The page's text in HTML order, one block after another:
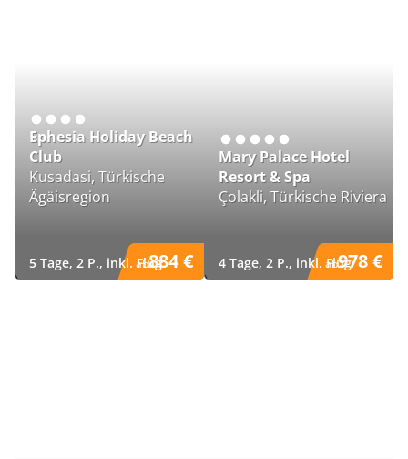
Ephesia Holiday Beach
Club
Kusadasi, Türkische
Ägäisregion
ab884 €
5 Tage, 2 P., inkl. Flug
)
Mary Palace Hotel
Resort & Spa
Çolakli, Türkische Riviera
ab978 €
4 Tage, 2 P., inkl. Flug
)